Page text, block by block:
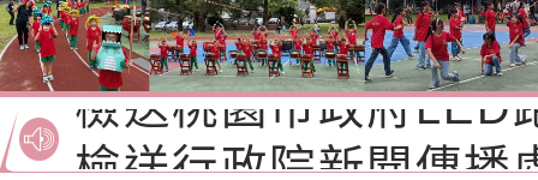
「115年度祖孫樂淘
節慶祝活動」海報電
函轉本府新聞處檢送
交通安全宣導標語播
道安宣導影像素材
檢送桃園市政府LED
字稿及LCD託播影片
檢送行政院新聞傳播